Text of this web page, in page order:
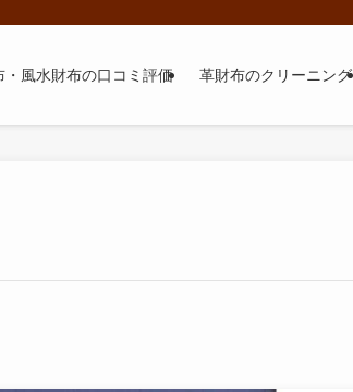
・風水財布の口コミ評価 革財布のクリーニング